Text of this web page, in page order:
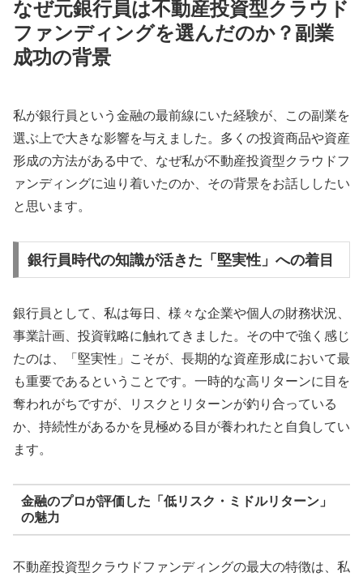
なぜ元銀行員は不動産投資型クラウド
ファンディングを選んだのか？副業
成功の背景
私が銀行員という金融の最前線にいた経験が、この副業を
選ぶ上で大きな影響を与えました。多くの投資商品や資産
形成の方法がある中で、なぜ私が不動産投資型クラウドフ
ァンディングに辿り着いたのか、その背景をお話ししたい
と思います。
銀行員時代の知識が活きた「堅実性」への着目
銀行員として、私は毎日、様々な企業や個人の財務状況、
事業計画、投資戦略に触れてきました。その中で強く感じ
たのは、「堅実性」こそが、長期的な資産形成において最
も重要であるということです。一時的な高リターンに目を
奪われがちですが、リスクとリターンが釣り合っている
か、持続性があるかを見極める目が養われたと自負してい
ます。
金融のプロが評価した「低リスク・ミドルリターン」
の魅力
不動産投資型クラウドファンディングの最大の特徴は、私